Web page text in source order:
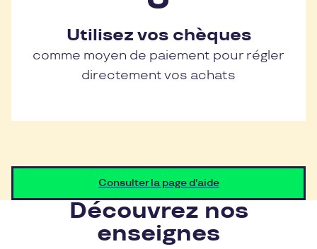
Utilisez vos chèques
comme moyen de paiement pour régler
directement vos achats
Consulter la page d'aide
Découvrez nos
enseignes